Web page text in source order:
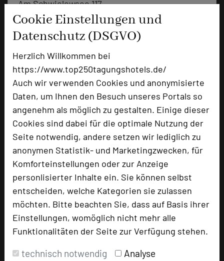
Cookie Einstellungen und
Datenschutz (DSGVO)
Herzlich Willkommen bei
https://www.top250tagungshotels.de/
Auch wir verwenden Cookies und anonymisierte
Daten, um Ihnen den Besuch unseres Portals so
angenehm als möglich zu gestalten. Einige dieser
Cookies sind dabei für die optimale Nutzung der
Seite notwendig, andere setzen wir lediglich zu
anonymen Statistik- und Marketingzwecken, für
Komforteinstellungen oder zur Anzeige
personlisierter Inhalte ein. Sie können selbst
entscheiden, welche Kategorien sie zulassen
möchten. Bitte beachten Sie, dass auf Basis ihrer
Einstellungen, womöglich nicht mehr alle
Funktionalitäten der Seite zur Verfügung stehen.
technisch notwendig
Analyse
Am Schwielowsee 117
14542 Werder
+49 3327 5696973
mail Email
language Homepage
zur Tagungsanfrage hinzufügen add_circle
Hotel bewerten
Hoteldaten
Max. Tagungskapazität (Personen)
U-Form
Parlamentarisch
203
Tagungsräume